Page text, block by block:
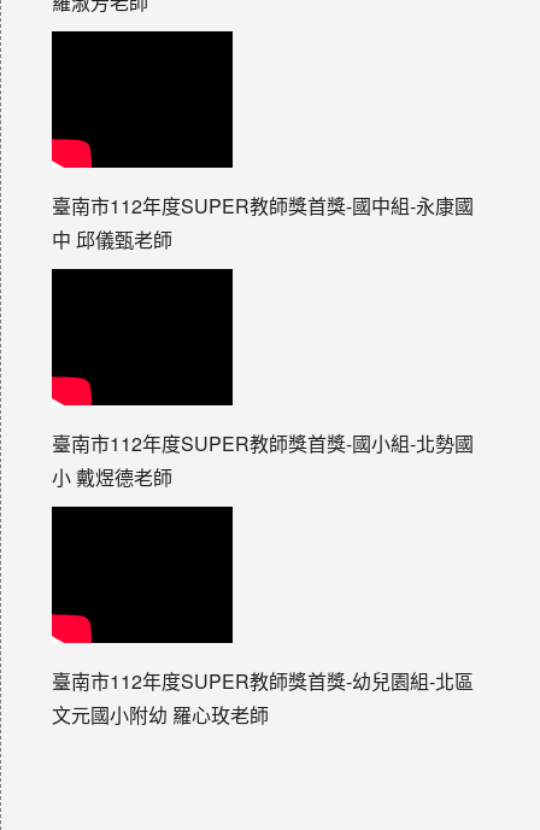
臺南市112年度SUPER教師獎首獎-國中組-永康國
中 邱儀甄老師
臺南市112年度SUPER教師獎首獎-國小組-北勢國
小 戴煜德老師
臺南市112年度SUPER教師獎首獎-幼兒園組-北區
文元國小附幼 羅心玫老師